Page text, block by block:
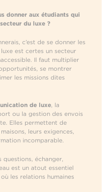
donner aux étudiants qui
du luxe ?
c’est de se donner les
est certes un secteur
Il faut multiplier
se montrer
les missions dites
de luxe, la
ou la gestion des envois
Elles permettent de
leurs exigences,
incomparable.
questions, échanger,
est un atout essentiel
les relations humaines